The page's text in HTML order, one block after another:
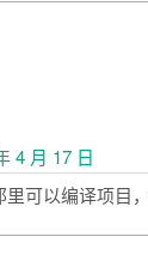
4 月 17 日
可以编译项目